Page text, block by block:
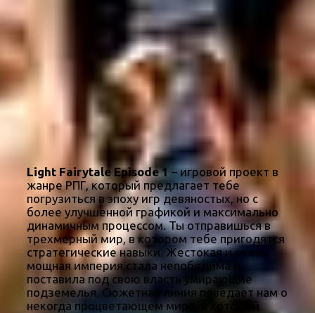
Light Fairytale Episode 1– игровой проект в
жанре РПГ, который предлагает тебе
погрузиться в эпоху игр девяностых, но с
более улучшенной графикой и максимально
динамичным процессом. Ты отправишься в
трехмерный мир, в котором тебе пригодятся
стратегические навыки. Жестокая и очень
мощная империя стала непобедима и
поставила под свою власть умирающие
подземелья. Сюжетная линия поведает нам о
некогда процветающем мире, в который